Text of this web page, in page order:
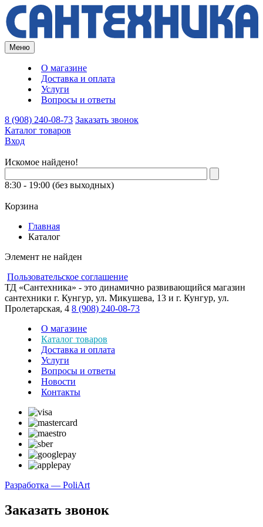
Меню
О магазине
Доставка и оплата
Услуги
Вопросы и ответы
8 (908) 240-08-73 Заказать звонок
Каталог товаров
Вход
Искомое найдено!
8:30 - 19:00 (без выходных)
Корзина
Главная
Каталог
Элемент не найден
Пользовательское соглашение
ТД «Сантехника» - это динамично развивающийся магазин
сантехники г. Кунгур, ул. Микушева, 13 и г. Кунгур, ул.
Пролетарская, 4 8 (908) 240-08-73
О магазине
Каталог товаров
Доставка и оплата
Услуги
Вопросы и ответы
Новости
Контакты
Разработка — PoliArt
Заказать звонок